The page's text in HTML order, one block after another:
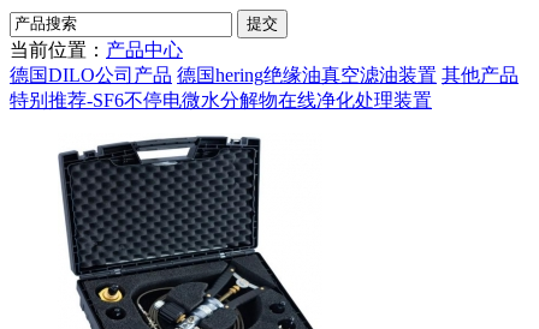
当前位置： 产品中心
德国DILO公司产品 德国hering绝缘油真空滤油装置 其他产品
特别推荐-SF6不停电微水分解物在线净化处理装置